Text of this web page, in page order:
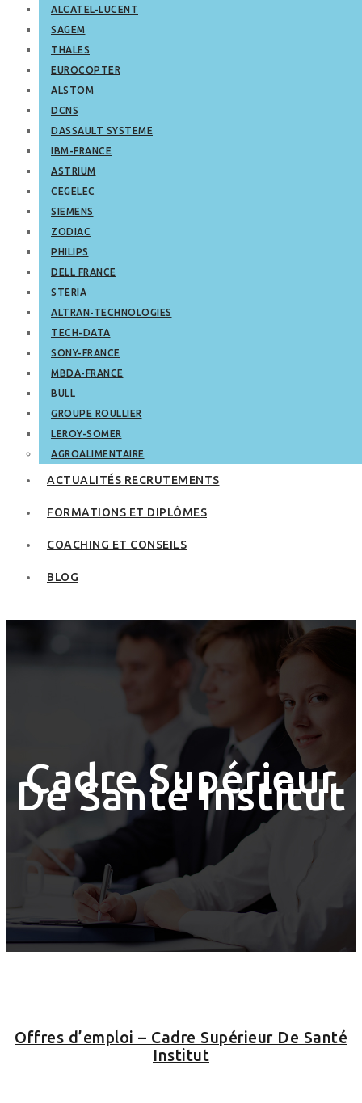
ALCATEL-LUCENT
SAGEM
THALES
EUROCOPTER
ALSTOM
DCNS
DASSAULT SYSTEME
IBM-FRANCE
ASTRIUM
CEGELEC
SIEMENS
ZODIAC
PHILIPS
DELL FRANCE
STERIA
ALTRAN-TECHNOLOGIES
TECH-DATA
SONY-FRANCE
MBDA-FRANCE
BULL
GROUPE ROULLIER
LEROY-SOMER
AGROALIMENTAIRE
ACTUALITÉS RECRUTEMENTS
FORMATIONS ET DIPLÔMES
COACHING ET CONSEILS
BLOG
Cadre Supérieur
De Santé Institut
Offres d’emploi – Cadre Supérieur De Santé
Institut